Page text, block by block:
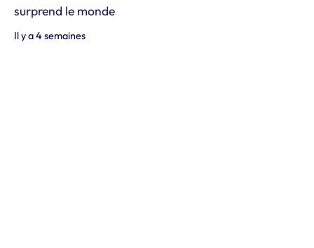
surprend le monde
Il y a 4 semaines